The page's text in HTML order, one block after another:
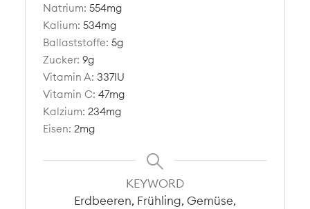
Natrium:554mg
Kalium:534mg
Ballaststoffe:5g
Zucker:9g
Vitamin A:337IU
Vitamin C:47mg
Kalzium:234mg
Eisen:2mg
KEYWORD
Erdbeeren, Frühling, Gemüse,